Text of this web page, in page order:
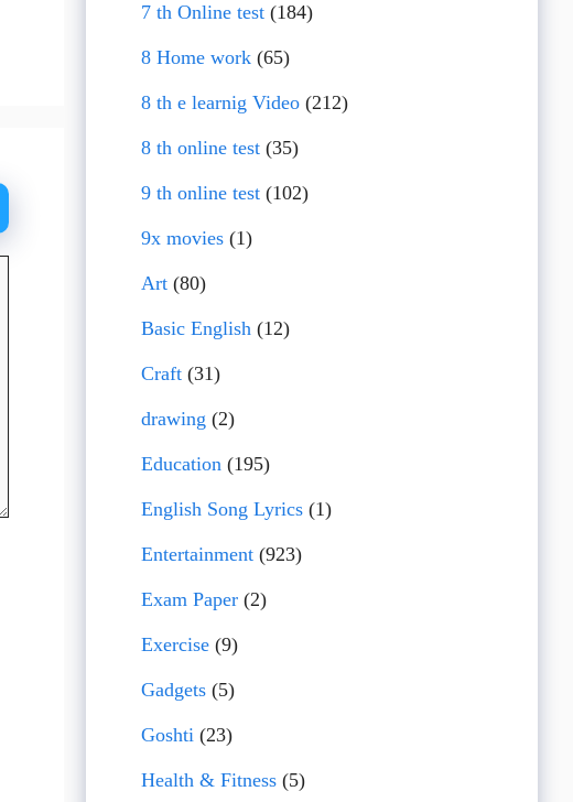
7 th Online test (184)
8 Home work (65)
8 th e learnig Video (212)
8 th online test (35)
9 th online test (102)
9x movies (1)
Art (80)
Basic English (12)
Craft (31)
drawing (2)
Education (195)
English Song Lyrics (1)
Entertainment (923)
Exam Paper (2)
Exercise (9)
Gadgets (5)
Goshti (23)
Health & Fitness (5)